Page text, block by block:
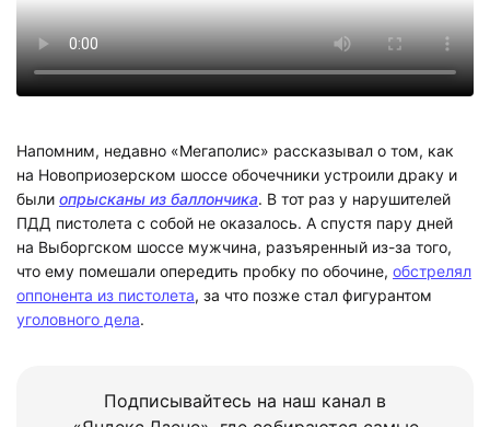
Напомним, недавно «Мегаполис» рассказывал о том, как
на Новоприозерском шоссе обочечники устроили драку и
были опрысканы из баллончика. В тот раз у нарушителей
ПДД пистолета с собой не оказалось. А спустя пару дней
на Выборгском шоссе мужчина, разъяренный из-за того,
что ему помешали опередить пробку по обочине, обстрелял
оппонента из пистолета, за что позже стал фигурантом
уголовного дела.
Подписывайтесь на наш канал в